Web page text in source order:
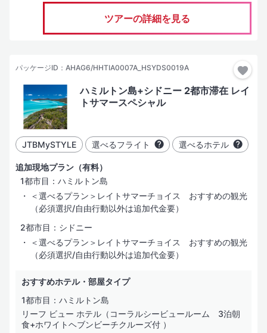
ツアーの詳細を見る
パッケージID：AHAG6/HHTIA0007A_HSYDS0019A
ハミルトン島+シドニー 2都市滞在 レイ
トサマースペシャル
JTBMySTYLE 選べるフライト 選べるホテル
追加現地プラン（有料）
1都市目：ハミルトン島
＜選べるプラン＞レイトサマーチョイス おすすめの観光
（必須選択/自由行動以外は追加代金要）
2都市目：シドニー
＜選べるプラン＞レイトサマーチョイス おすすめの観光
（必須選択/自由行動以外は追加代金要）
おすすめホテル・部屋タイプ
1都市目：ハミルトン島
リーフ ビュー ホテル（コーラルシービュールーム 3泊朝
食+ホワイトヘブンビーチクルーズ付 ）